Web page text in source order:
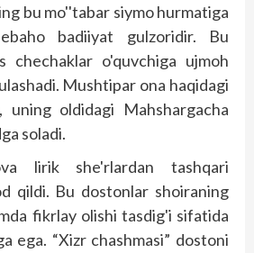
bu mo''tabar siymo hurmatiga
badiiyat gulzoridir. Bu
chechaklar o'quvchiga ujmoh
Mushtipar ona haqidagi
uning oldidagi Mahshargacha
soladi.
lirik she'rlardan tashqari
qildi. Bu dostonlar shoiraning
fikrlay olishi tasdig'i sifatida
ega. “Xizr chashmasi” dostoni